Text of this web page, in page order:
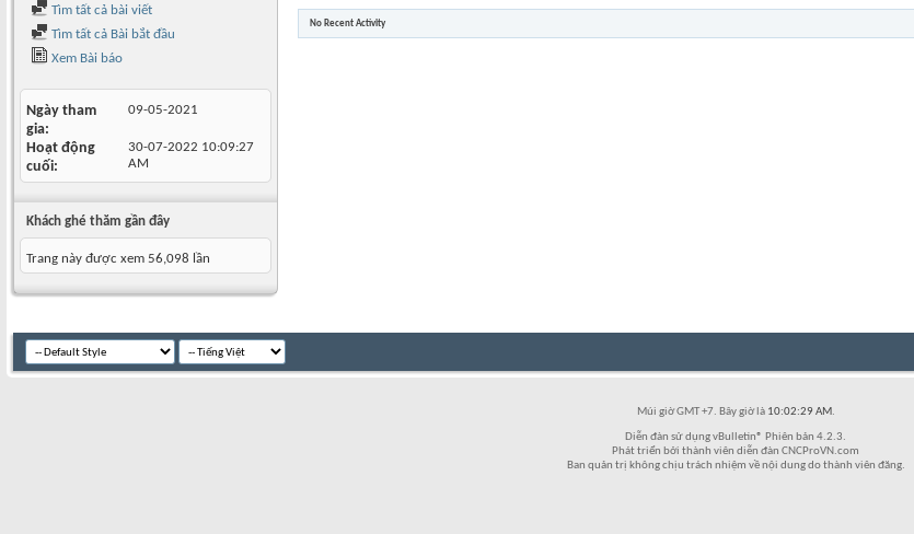
Tìm tất cả bài viết
Tìm tất cả Bài bắt đầu
Xem Bài báo
Ngày tham
gia
09-05-2021
Hoạt động
cuối
30-07-2022 10:09:27
AM
Khách ghé thăm gần đây
Trang này được xem 56,098 lần
No Recent Activity
Múi giờ GMT +7. Bây giờ là 10:02:29 AM.
Diễn đàn sử dụng vBulletin® Phiên bản 4.2.3.
Phát triển bởi thành viên diễn đàn CNCProVN.com
Ban quản trị không chịu trách nhiệm về nội dung do thành viên đăng.